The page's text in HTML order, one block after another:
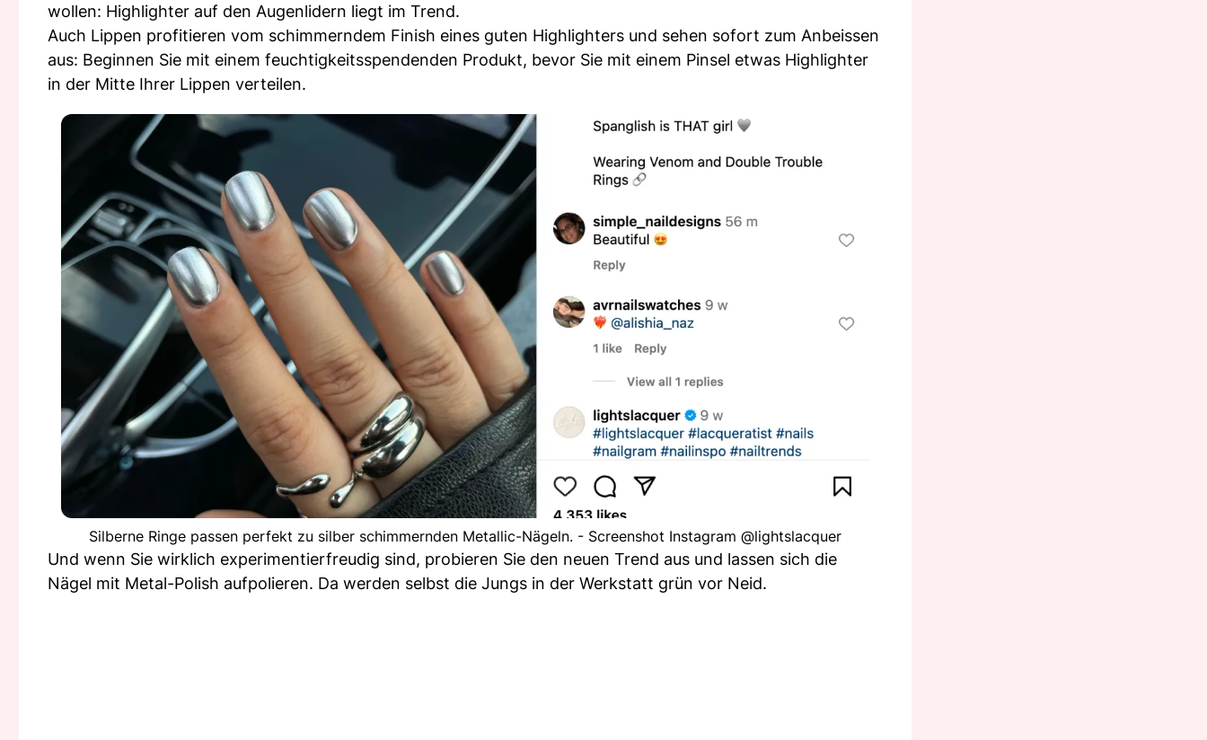
wollen: Highlighter auf den Augenlidern liegt im Trend.
Auch Lippen profitieren vom schimmerndem Finish eines guten Highlighters und sehen sofort zum Anbeissen
aus: Beginnen Sie mit einem feuchtigkeitsspendenden Produkt, bevor Sie mit einem Pinsel etwas Highlighter
in der Mitte Ihrer Lippen verteilen.
Silberne Ringe passen perfekt zu silber schimmernden Metallic-Nägeln. - Screenshot Instagram @lightslacquer
Und wenn Sie wirklich experimentierfreudig sind, probieren Sie den neuen Trend aus und lassen sich die
Nägel mit Metal-Polish aufpolieren. Da werden selbst die Jungs in der Werkstatt grün vor Neid.